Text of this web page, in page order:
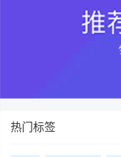
热门标签